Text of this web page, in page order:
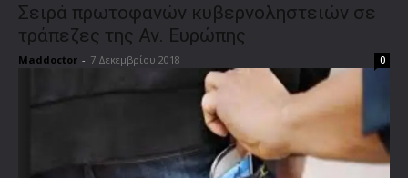
Σειρά πρωτοφανών κυβερνοληστειών σε
τράπεζες της Αν. Ευρώπης
Maddoctor - 7 Δεκεμβρίου 2018 0